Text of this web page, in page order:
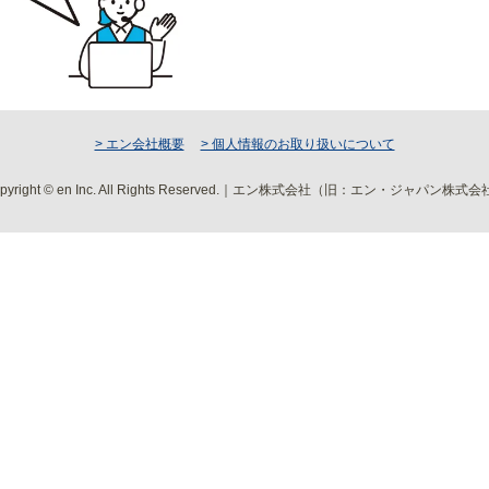
> エン会社概要 > 個人情報のお取り扱いについて
© en Inc. All Rights Reserved.｜エン株式会社（旧：エン・ジャパン株式会